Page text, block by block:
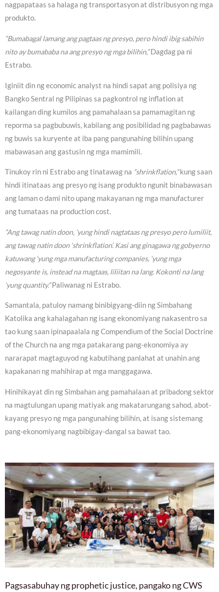
nagpapataas sa halaga ng transportasyon at distribusyon ng mga
produkto.
“Bumabagal lamang ang pagtaas ng presyo, pero hindi ibig sabihin
nito ay bumababa na ang presyo ng mga bilihin,”Dagdag pa ni
Estrabo.
Iginiit din ng economic analyst na hindi sapat ang polisiya ng
Bangko Sentral ng Pilipinas sa pagkontrol ng inflation at
kailangan ding kumilos ang pamahalaan sa pamamagitan ng
reporma sa pagbubuwis, kabilang ang posibilidad ng pagbabawas
ng buwis sa kuryente at iba pang pangunahing bilihin upang
mabawasan ang gastusin ng mga mamimili.
Tinukoy rin ni Estrabo ang tinatawag na “shrinkflation,”kung saan
hindi itinataas ang presyo ng isang produkto ngunit binabawasan
ang laman o dami nito upang makayanan ng mga manufacturer
ang tumataas na production cost.
“Ang tawag natin doon, ‘yung hindi nagtataas ng presyo pero lumiliit,
ang tawag natin doon ‘shrinkflation’. Kasi ang ginagawa ng gobyerno
katuwang ‘yung mga manufacturing companies, ‘yung mga
negosyante is, instead na magtaas, liliitan na lang. Kokonti na lang
‘yung quantity.”Paliwanag ni Estrabo.
Samantala, patuloy namang binibigyang-diin ng Simbahang
Katolika ang kahalagahan ng isang ekonomiyang nakasentro sa
tao kung saan ipinapaalala ng Compendium of the Social Doctrine
of the Church na ang mga patakarang pang-ekonomiya ay
nararapat magtaguyod ng kabutihang panlahat at unahin ang
kapakanan ng mahihirap at mga manggagawa.
Hinihikayat din ng Simbahan ang pamahalaan at pribadong sektor
na magtulungan upang matiyak ang makatarungang sahod, abot-
kayang presyo ng mga pangunahing bilihin, at isang sistemang
pang-ekonomiyang nagbibigay-dangal sa bawat tao.
Pagsasabuhay ng prophetic justice, pangako ng CWS